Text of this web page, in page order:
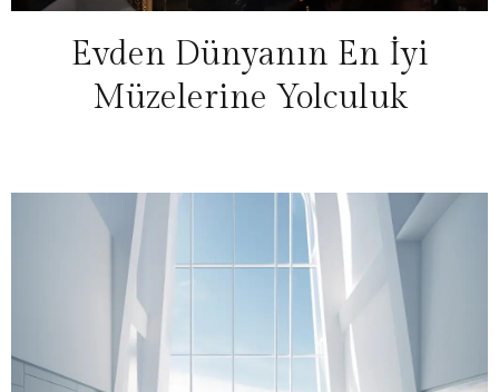
Evden Dünyanın En İyi
Müzelerine Yolculuk